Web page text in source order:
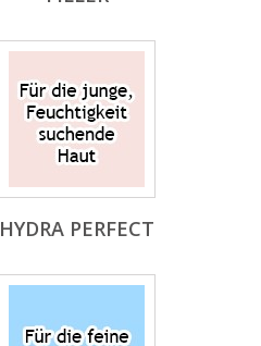
HYDRA PERFECT